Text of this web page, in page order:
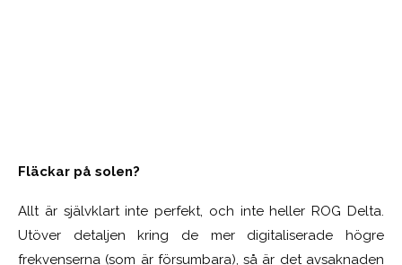
Fläckar på solen?
Allt är självklart inte perfekt, och inte heller ROG Delta.
Utöver detaljen kring de mer digitaliserade högre
frekvenserna (som är försumbara), så är det avsaknaden